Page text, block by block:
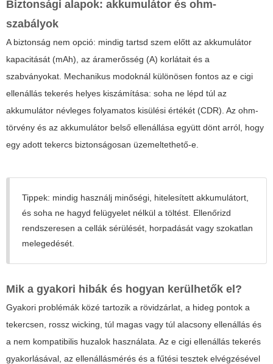
Biztonsági alapok: akkumulátor és ohm-
szabályok
A biztonság nem opció: mindig tartsd szem előtt az akkumulátor
kapacitását (mAh), az áramerősség (A) korlátait és a
szabványokat. Mechanikus modoknál különösen fontos az e cigi
ellenállás tekerés helyes kiszámítása: soha ne lépd túl az
akkumulátor névleges folyamatos kisülési értékét (CDR). Az ohm-
törvény és az akkumulátor belső ellenállása együtt dönt arról, hogy
egy adott tekercs biztonságosan üzemeltethető-e.
Tippek: mindig használj minőségi, hitelesített akkumulátort,
és soha ne hagyd felügyelet nélkül a töltést. Ellenőrizd
rendszeresen a cellák sérülését, horpadását vagy szokatlan
melegedését.
Mik a gyakori hibák és hogyan kerülhetők el?
Gyakori problémák közé tartozik a rövidzárlat, a hideg pontok a
tekercsen, rossz wicking, túl magas vagy túl alacsony ellenállás és
a nem kompatibilis huzalok használata. Az e cigi ellenállás tekerés
gyakorlásával, az ellenállásmérés és a fűtési tesztek elvégzésével